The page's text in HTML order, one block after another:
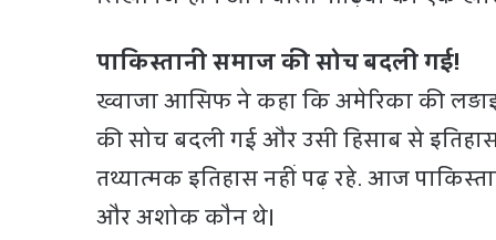
पाकिस्तानी समाज की सोच बदली गई!
ख्वाजा आसिफ ने कहा कि अमेरिका की
की सोच बदली गई और उसी हिसाब से
तथ्यात्मक इतिहास नहीं पढ़ रहे. आज
और अशोक कौन थे।